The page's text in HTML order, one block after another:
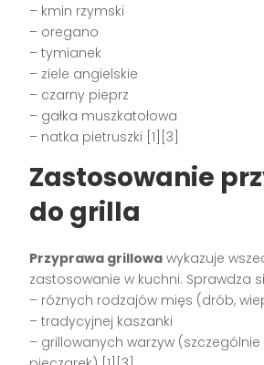
– kmin rzymski
– oregano
– tymianek
– ziele angielskie
– czarny pieprz
– gałka muszkatołowa
– natka pietruszki [1][3]
Zastosowanie
do grilla
Przyprawa grillowa wykazuje
zastosowanie w kuchni. Sprawdza
– różnych rodzajów mięs (drób,
– tradycyjnej kaszanki
– grillowanych warzyw (szczególnie